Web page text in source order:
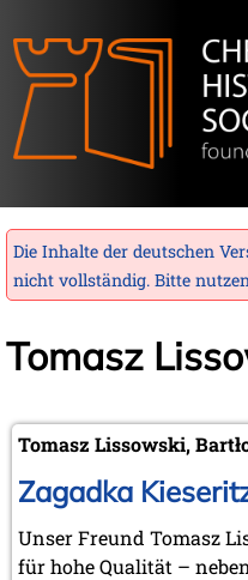
Die Inhalte der deutschen
nicht vollständig. Bitte
Tomasz
Tomasz Lissowski,
Zagadka
Unser Freund Tomasz
für hohe Qualität –